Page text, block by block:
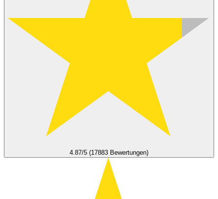
4.87/5 (17883 Bewertungen)